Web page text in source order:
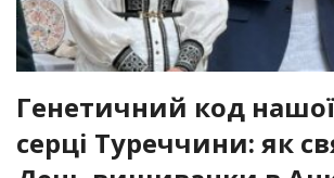
Генетичний код нашої
серці Туреччини: як